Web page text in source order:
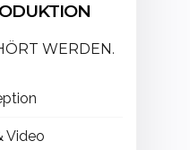
WERDEN.
Video